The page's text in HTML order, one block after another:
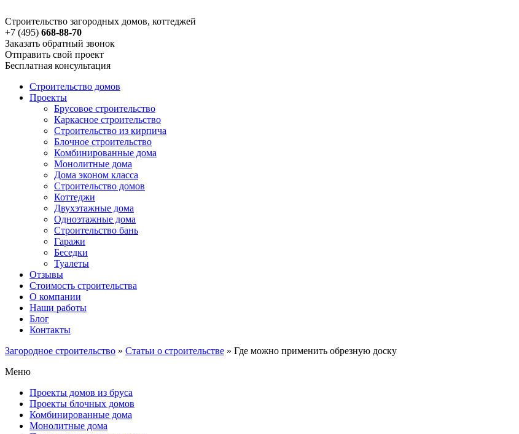
Строительство загородных домов, коттеджей
+7 (495) 668-88-70
Заказать обратный звонок
Отправить свой проект
Бесплатная консультация
Строительство домов
Проекты
Брусовое строительство
Каркасное строительство
Строительство из кирпича
Блочное строительство
Комбинированные дома
Монолитные дома
Дома эконом класса
Строительство домов
Коттеджи
Двухэтажные дома
Одноэтажные дома
Строительство бань
Гаражи
Беседки
Туалеты
Отзывы
Стоимость строительства
О компании
Наши работы
Блог
Контакты
Загородное строительство » Статьи о строительстве » Где можно применить обрезную доску
Меню
Проекты домов из бруса
Проекты блочных домов
Комбинированные дома
Монолитные дома